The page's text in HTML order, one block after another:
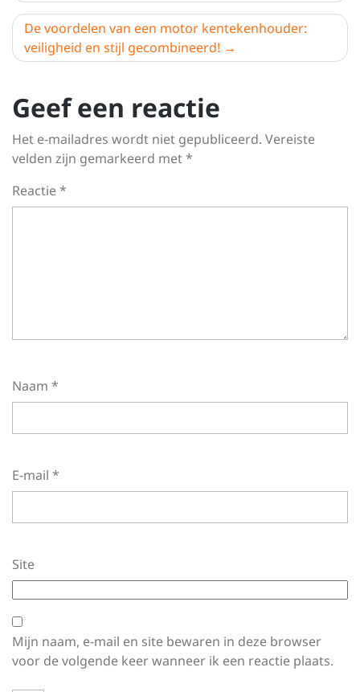
De voordelen van een motor kentekenhouder:
veiligheid en stijl gecombineerd!
Geef een reactie
Het e-mailadres wordt niet gepubliceerd. Vereiste
velden zijn gemarkeerd met*
Reactie*
Naam *
E-mail *
Site
Mijn naam, e-mail en site bewaren in deze browser
voor de volgende keer wanneer ik een reactie plaats.